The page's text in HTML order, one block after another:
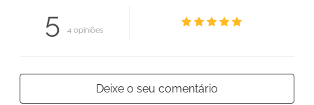
54 opiniões
Deixe o seu comentário